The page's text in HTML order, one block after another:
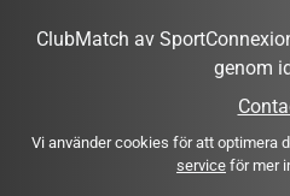
ClubMatch av
genom
Vi använder cookies för att optimera
service för mer